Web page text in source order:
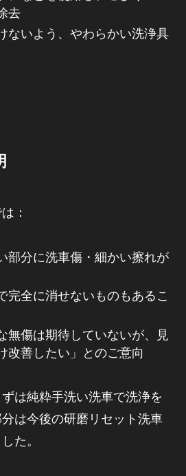
去
ないよう、やわらかい洗浄具
：
部分に洗車傷・細かい擦れが
完全に消せないものもあるこ
無傷は期待していないが、見
改善したい」とのご意向
は純粋手洗い洗車で洗浄を
は今後の研磨リセット洗車
た。